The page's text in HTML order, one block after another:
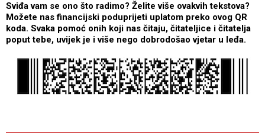
Sviđa vam se ono što radimo? Želite više ovakvih tekstova?
Možete nas financijski poduprijeti uplatom preko ovog QR
koda. Svaka pomoć onih koji nas čitaju, čitateljice i čitatelja
poput tebe, uvijek je i više nego dobrodošao vjetar u leđa.